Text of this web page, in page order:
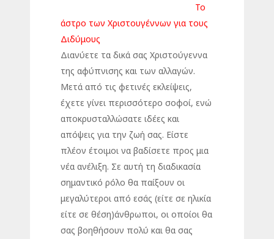
Το
άστρο των Χριστουγέννων για τους
Διδύμους
Διανύετε τα δικά σας Χριστούγεννα
της αφύπνισης και των αλλαγών.
Μετά από τις φετινές εκλείψεις,
έχετε γίνει περισσότερο σοφοί, ενώ
αποκρυσταλλώσατε ιδέες και
απόψεις για την ζωή σας. Είστε
πλέον έτοιμοι να βαδίσετε προς μια
νέα ανέλιξη. Σε αυτή τη διαδικασία
σημαντικό ρόλο θα παίξουν οι
μεγαλύτεροι από εσάς (είτε σε ηλικία
είτε σε θέση)άνθρωποι, οι οποίοι θα
σας βοηθήσουν πολύ και θα σας